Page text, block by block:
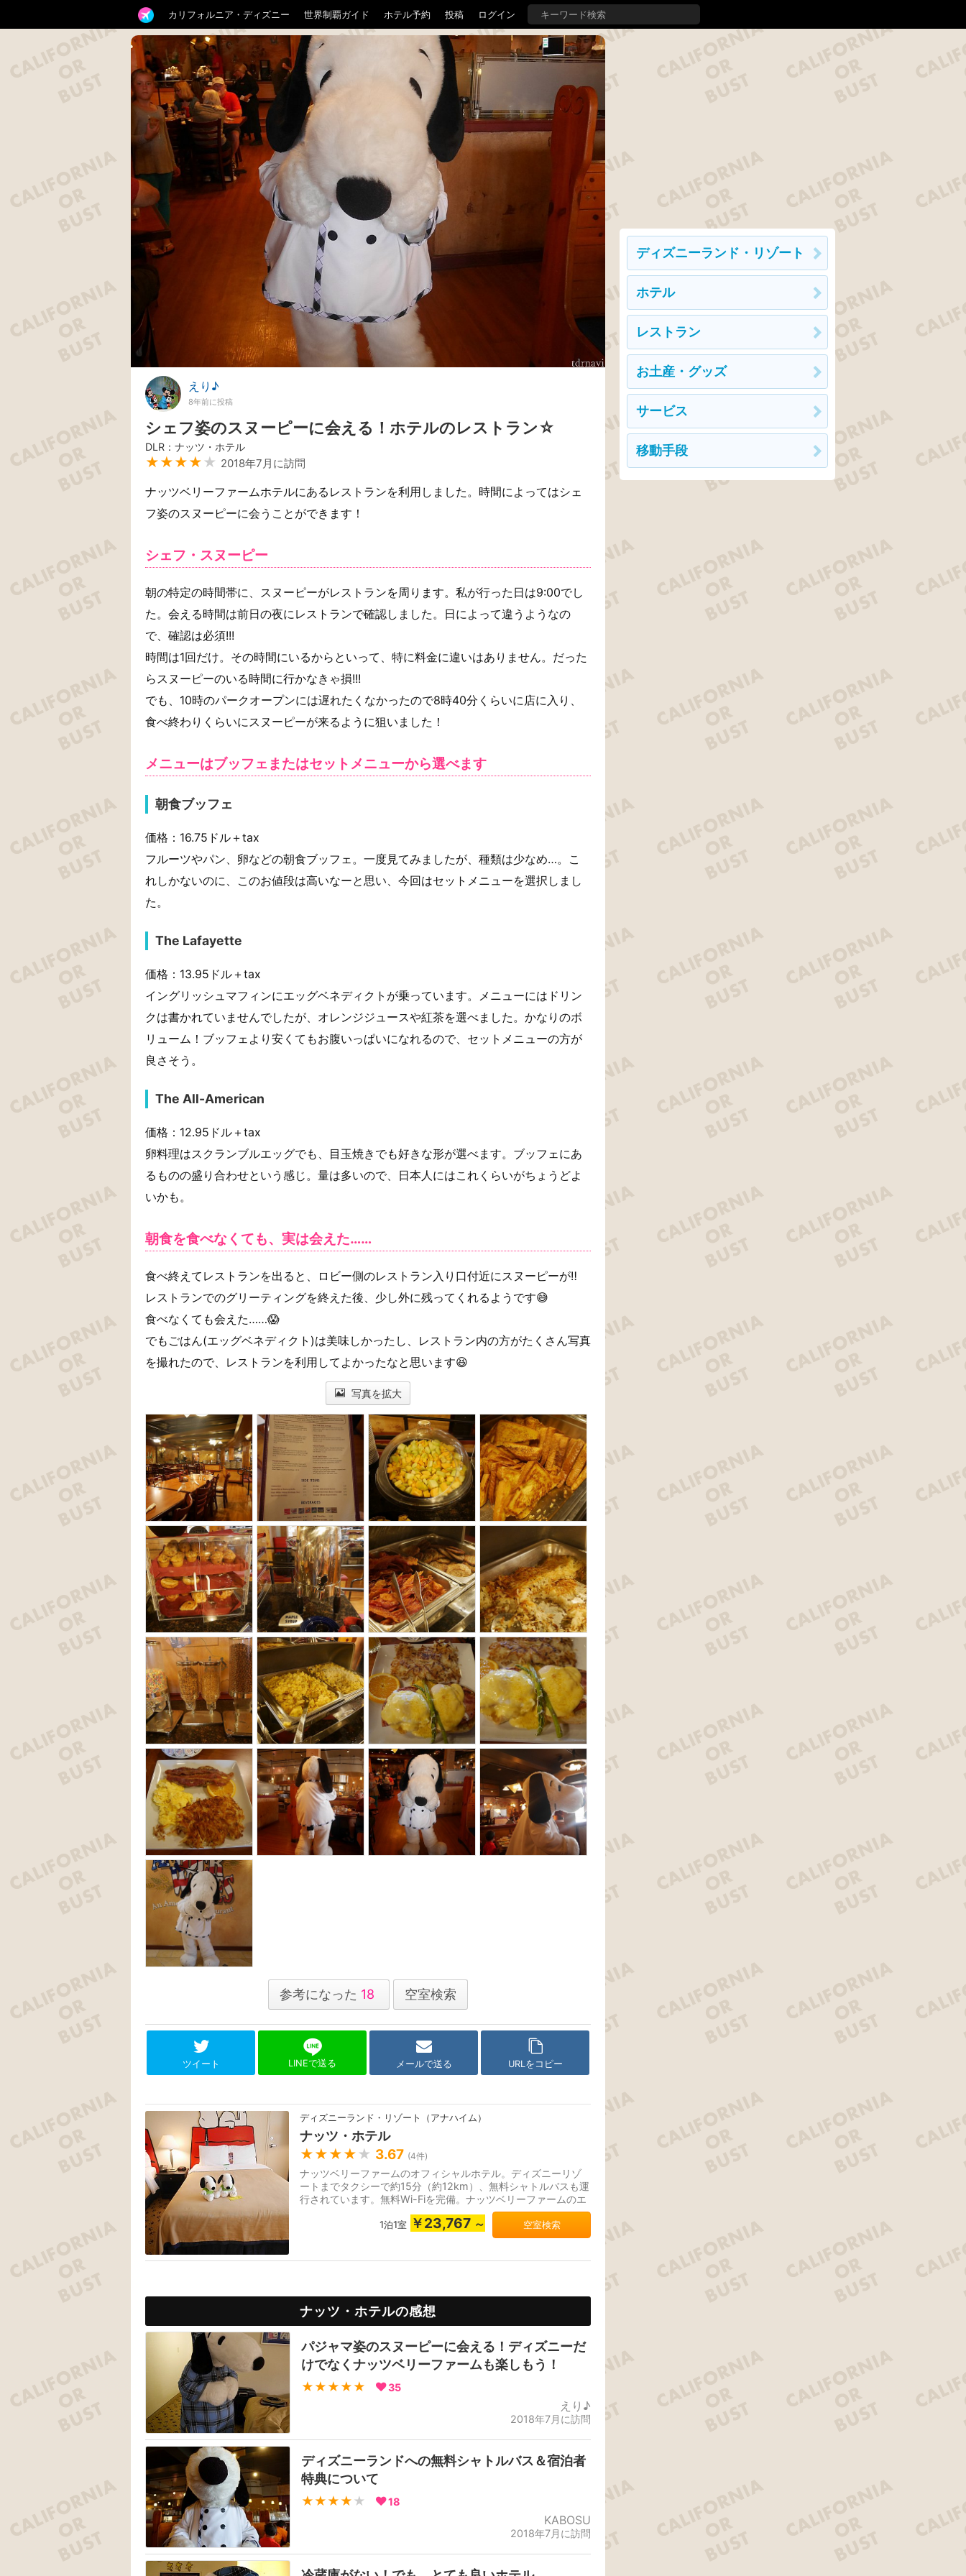
カリフォルニア・ディズニー 世界制覇ガイド ホテル予約 投稿 ログイン
えり♪
8年前に投稿
シェフ姿のスヌーピーに会える！ホテルのレストラン☆
DLR：ナッツ・ホテル
★★★★ ★ 2018年7月に訪問
ナッツベリーファームホテルにあるレストランを利用しました。時間によってはシェ
フ姿のスヌーピーに会うことができます！
シェフ・スヌーピー
朝の特定の時間帯に、スヌーピーがレストランを周ります。私が行った日は9:00でし
た。会える時間は前日の夜にレストランで確認しました。日によって違うようなの
で、確認は必須!!!
時間は1回だけ。その時間にいるからといって、特に料金に違いはありません。だった
らスヌーピーのいる時間に行かなきゃ損!!!
でも、10時のパークオープンには遅れたくなかったので8時40分くらいに店に入り、
食べ終わりくらいにスヌーピーが来るように狙いました！
メニューはブッフェまたはセットメニューから選べます
朝食ブッフェ
価格：16.75ドル＋tax
フルーツやパン、卵などの朝食ブッフェ。一度見てみましたが、種類は少なめ…。こ
れしかないのに、このお値段は高いなーと思い、今回はセットメニューを選択しまし
た。
The Lafayette
価格：13.95ドル＋tax
イングリッシュマフィンにエッグベネディクトが乗っています。メニューにはドリン
クは書かれていませんでしたが、オレンジジュースや紅茶を選べました。かなりのボ
リューム！ブッフェより安くてもお腹いっぱいになれるので、セットメニューの方が
良さそう。
The All-American
価格：12.95ドル＋tax
卵料理はスクランブルエッグでも、目玉焼きでも好きな形が選べます。ブッフェにあ
るものの盛り合わせという感じ。量は多いので、日本人にはこれくらいがちょうどよ
いかも。
朝食を食べなくても、実は会えた……
食べ終えてレストランを出ると、ロビー側のレストラン入り口付近にスヌーピーが‼
レストランでのグリーティングを終えた後、少し外に残ってくれるようです😅
食べなくても会えた……😱
でもごはん(エッグベネディクト)は美味しかったし、レストラン内の方がたくさん写真
を撮れたので、レストランを利用してよかったなと思います😆
写真を拡大
参考になった 18 空室検索
ツイート LINEで送る メールで送る URLをコピー
ディズニーランド・リゾート（アナハイム）
ナッツ・ホテル
★★★★ ★ 3.67 (4件)
ナッツベリーファームのオフィシャルホテル。ディズニーリゾ
ートまでタクシーで約15分（約12km）、無料シャトルバスも運
行されています。無料Wi-Fiを完備。ナッツベリーファームのエ
ントランスまで徒歩5分。
1泊1室 ￥23,767 ～ 空室検索
ナッツ・ホテルの感想
パジャマ姿のスヌーピーに会える！ディズニーだ
けでなくナッツベリーファームも楽しもう！
★★★★★ 35
えり♪
2018年7月に訪問
ディズニーランドへの無料シャトルバス＆宿泊者
特典について
★★★★ ★ 18
KABOSU
2018年7月に訪問
ディズニーランド・リゾート
ホテル
レストラン
お土産・グッズ
サービス
移動手段